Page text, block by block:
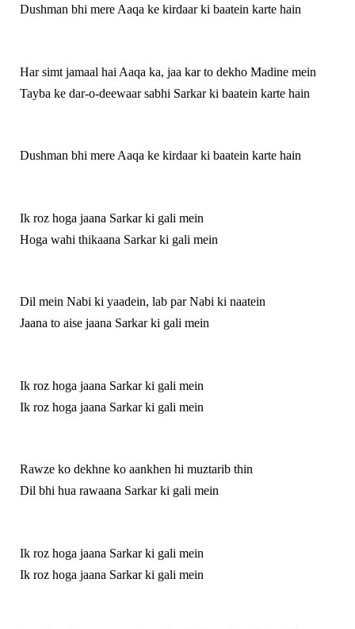
Dushman bhi mere Aaqa ke kirdaar ki baatein karte hain
Har simt jamaal hai Aaqa ka, jaa kar to dekho Madine mein
Tayba ke dar-o-deewaar sabhi Sarkar ki baatein karte hain
Dushman bhi mere Aaqa ke kirdaar ki baatein karte hain
Ik roz hoga jaana Sarkar ki gali mein
Hoga wahi thikaana Sarkar ki gali mein
Dil mein Nabi ki yaadein, lab par Nabi ki naatein
Jaana to aise jaana Sarkar ki gali mein
Ik roz hoga jaana Sarkar ki gali mein
Ik roz hoga jaana Sarkar ki gali mein
Rawze ko dekhne ko aankhen hi muztarib thin
Dil bhi hua rawaana Sarkar ki gali mein
Ik roz hoga jaana Sarkar ki gali mein
Ik roz hoga jaana Sarkar ki gali mein